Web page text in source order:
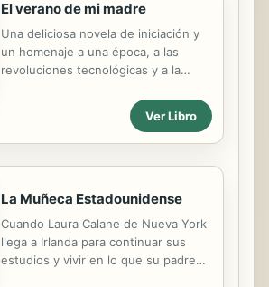
El verano de mi madre
Una deliciosa novela de iniciación y
un homenaje a una época, a las
revoluciones tecnológicas y a la
Ver Libro
La Muñeca Estadounidense
Cuando Laura Calane de Nueva York
llega a Irlanda para continuar sus
estudios y vivir en lo que su padre